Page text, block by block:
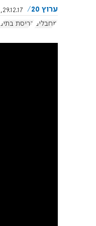
ערוץ 20
29.12.17, 8:47
מחבלים הריסת בתים